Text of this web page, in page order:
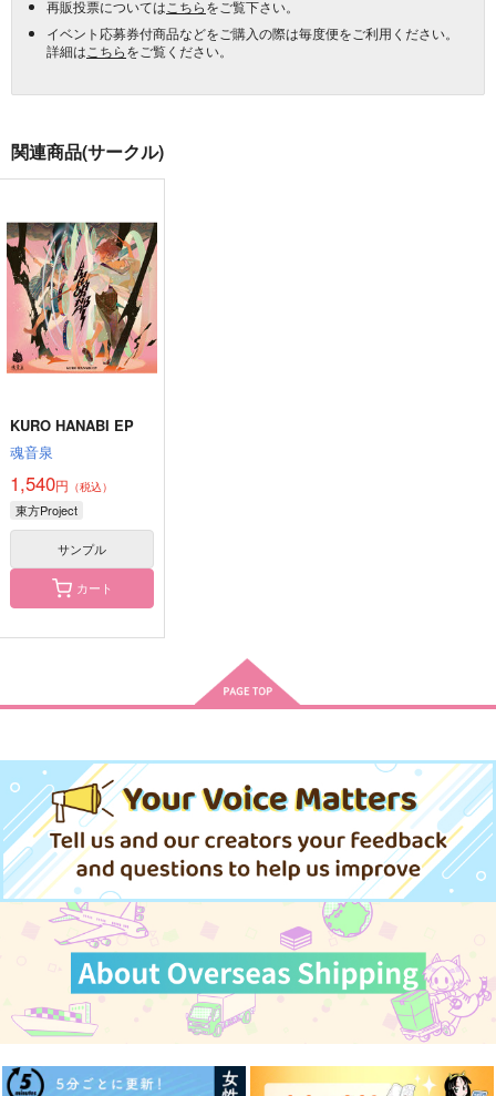
再販投票については こちらをご覧下さい。
イベント応募券付商品などをご購入の際は毎度便をご利用ください。
詳細は こちらをご覧ください。
関連商品(サークル)
KURO HANABI EP
魂音泉
1,540円 （税込）
東方Project
サンプル
カート